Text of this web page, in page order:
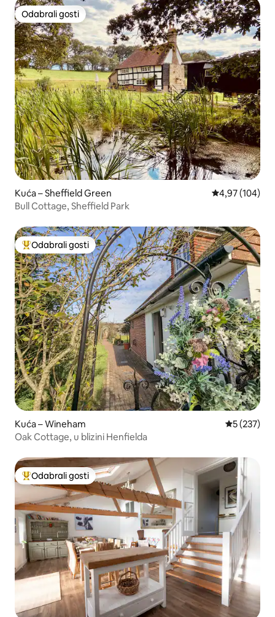
Odabrali gosti
Odabrali gosti
Kuća – Sheffield Green Prosječna
4,97 (104)
Bull Cottage, Sheffield Park
Među najviše rangiranima s oznakom „Odabrali gosti”
Odabrali gosti
Kuća – Wineham Prosječna
5 (237)
Oak Cottage, u blizini Henfielda
Među najviše rangiranima s oznakom „Odabrali gosti”
Odabrali gosti